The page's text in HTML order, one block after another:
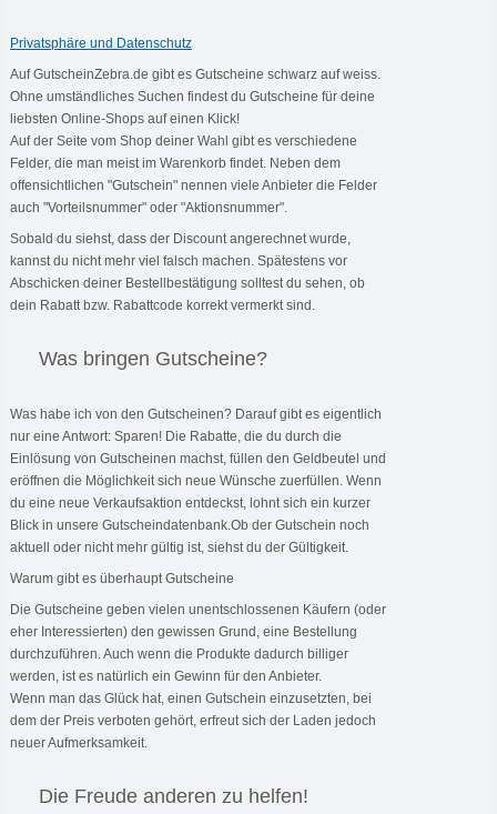
Privatsphäre und Datenschutz
Auf GutscheinZebra.de gibt es Gutscheine schwarz auf weiss.
Ohne umständliches Suchen findest du Gutscheine für deine
liebsten Online-Shops auf einen Klick!
Auf der Seite vom Shop deiner Wahl gibt es verschiedene
Felder, die man meist im Warenkorb findet. Neben dem
offensichtlichen "Gutschein" nennen viele Anbieter die Felder
auch "Vorteilsnummer" oder "Aktionsnummer".
Sobald du siehst, dass der Discount angerechnet wurde,
kannst du nicht mehr viel falsch machen. Spätestens vor
Abschicken deiner Bestellbestätigung solltest du sehen, ob
dein Rabatt bzw. Rabattcode korrekt vermerkt sind.
Was bringen Gutscheine?
Was habe ich von den Gutscheinen? Darauf gibt es eigentlich
nur eine Antwort: Sparen! Die Rabatte, die du durch die
Einlösung von Gutscheinen machst, füllen den Geldbeutel und
eröffnen die Möglichkeit sich neue Wünsche zuerfüllen. Wenn
du eine neue Verkaufsaktion entdeckst, lohnt sich ein kurzer
Blick in unsere Gutscheindatenbank.Ob der Gutschein noch
aktuell oder nicht mehr gültig ist, siehst du der Gültigkeit.
Warum gibt es überhaupt Gutscheine
Die Gutscheine geben vielen unentschlossenen Käufern (oder
eher Interessierten) den gewissen Grund, eine Bestellung
durchzuführen. Auch wenn die Produkte dadurch billiger
werden, ist es natürlich ein Gewinn für den Anbieter.
Wenn man das Glück hat, einen Gutschein einzusetzten, bei
dem der Preis verboten gehört, erfreut sich der Laden jedoch
neuer Aufmerksamkeit.
Die Freude anderen zu helfen!